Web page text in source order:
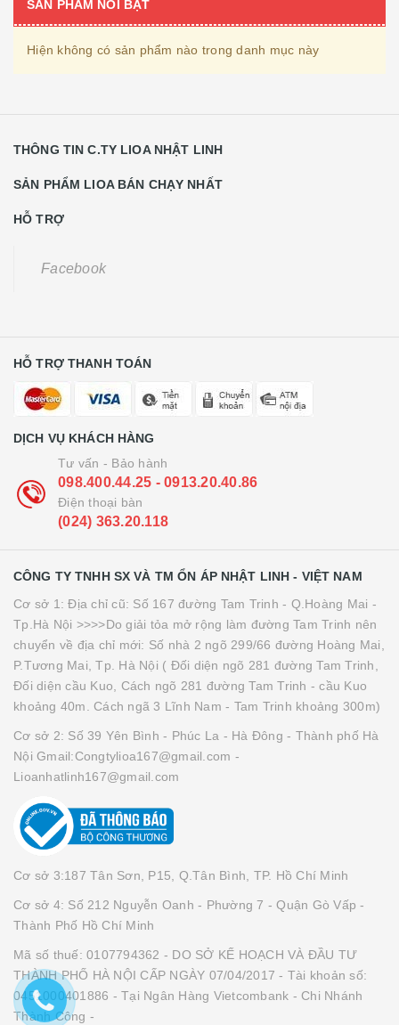
SẢN PHẨM NỔI BẬT
Hiện không có sản phẩm nào trong danh mục này
THÔNG TIN C.TY LIOA NHẬT LINH
SẢN PHẨM LIOA BÁN CHẠY NHẤT
HỖ TRỢ
Facebook
HỖ TRỢ THANH TOÁN
DỊCH VỤ KHÁCH HÀNG
Tư vấn - Bảo hành
098.400.44.25 - 0913.20.40.86
Điện thoại bàn
(024) 363.20.118
CÔNG TY TNHH SX VÀ TM ỔN ÁP NHẬT LINH - VIỆT NAM
Cơ sở 1: Địa chỉ cũ: Số 167 đường Tam Trinh - Q.Hoàng Mai -
Tp.Hà Nội >>>>Do giải tỏa mở rộng làm đường Tam Trinh nên
chuyển về địa chỉ mới: Số nhà 2 ngõ 299/66 đường Hoàng Mai,
P.Tương Mai, Tp. Hà Nội ( Đối diện ngõ 281 đường Tam Trinh,
Đối diện cầu Kuo, Cách ngõ 281 đường Tam Trinh - cầu Kuo
khoảng 40m. Cách ngã 3 Lĩnh Nam - Tam Trinh khoảng 300m)
Cơ sở 2: Số 39 Yên Bình - Phúc La - Hà Đông - Thành phố Hà
Nội Gmail:Congtylioa167@gmail.com -
Lioanhatlinh167@gmail.com
Cơ sở 3:187 Tân Sơn, P15, Q.Tân Bình, TP. Hồ Chí Minh
Cơ sở 4: Số 212 Nguyễn Oanh - Phường 7 - Quận Gò Vấp -
Thành Phố Hồ Chí Minh
Mã số thuế: 0107794362 - DO SỞ KẾ HOẠCH VÀ ĐẦU TƯ
THÀNH PHỐ HÀ NỘI CẤP NGÀY 07/04/2017 - Tài khoản số:
0451000401886 - Tại Ngân Hàng Vietcombank - Chi Nhánh
Thành Công -